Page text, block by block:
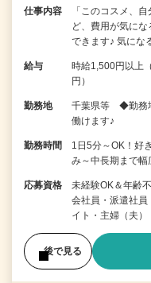
仕事内容
「このコスメ、
ど、費用が気に
できます♪ 気にな
給与
時給1,500円以上
円）
勤務地
千葉県等 ◆勤務
働けます♪
勤務時間
1日5分～OK！好
み～中長期まで幅
応募資格
未経験OK＆年齢
会社員・派遣社
イト・主婦（夫
後で見る